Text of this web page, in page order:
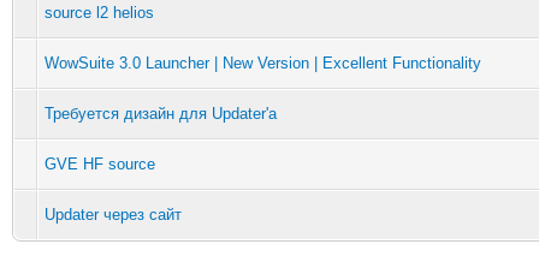
source l2 helios
WowSuite 3.0 Launcher | New Version | Excellent Functionality
Требуется дизайн для Updater'a
GVE HF source
Updater через сайт